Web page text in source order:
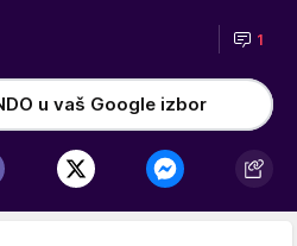
1
u vaš Google izbor